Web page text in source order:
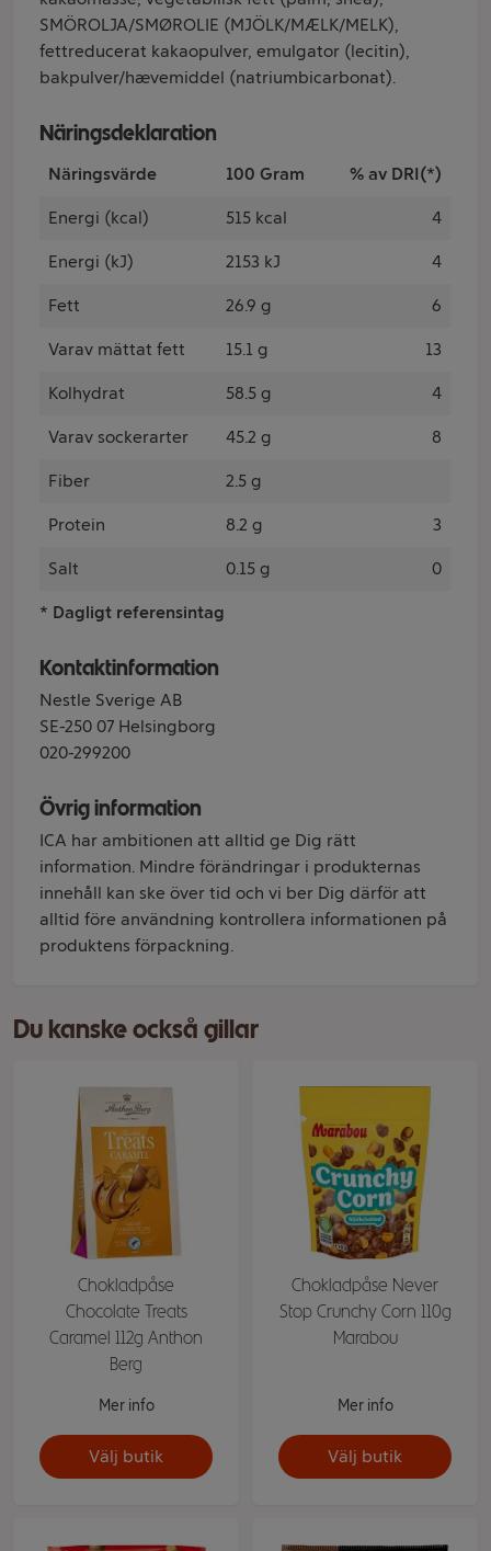
SMÖROLJA/SMØROLIE (MJÖLK/MÆLK/MELK),
fettreducerat kakaopulver, emulgator (lecitin),
bakpulver/hævemiddel (natriumbicarbonat).
Näringsdeklaration
Näringsvärde 100 Gram % av DRI(*)
Energi (kcal) 515 kcal 4
Energi (kJ) 2153 kJ 4
Fett 26.9 g 6
Varav mättat fett 15.1 g 13
Kolhydrat 58.5 g 4
Varav sockerarter 45.2 g 8
Fiber 2.5 g
Protein 8.2 g 3
Salt 0.15 g 0
* Dagligt referensintag
Kontaktinformation
Nestle Sverige AB
SE-250 07 Helsingborg
020-299200
Övrig information
ICA har ambitionen att alltid ge Dig rätt
information. Mindre förändringar i produkternas
innehåll kan ske över tid och vi ber Dig därför att
alltid före användning kontrollera informationen på
produktens förpackning.
Du kanske också gillar
Chokladpåse
Chocolate Treats
Caramel 112g Anthon
Berg
Mer info
Välj butik
Chokladpåse Never
Stop Crunchy Corn 110g
Marabou
Mer info
Välj butik